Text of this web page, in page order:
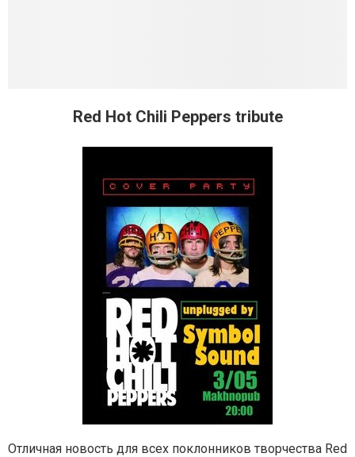
Red Hot Chili Peppers tribute
Отличная новость для всех поклонников творчества Red